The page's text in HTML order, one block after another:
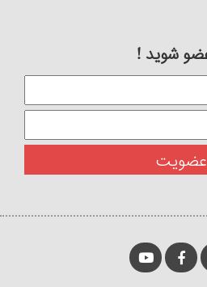
عضو شوید !